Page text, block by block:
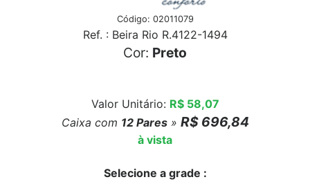
Código: 02011079
Ref. : Beira Rio R.4122-1494
Cor: Preto
Valor Unitário: R$ 58,07
Caixa com 12Pares» R$ 696,84
à vista
Selecione a grade :